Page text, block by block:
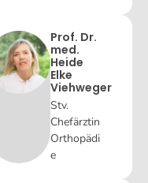
Prof. Dr.
med.
Heide
Elke
Viehweger
Stv.
Chefärztin
Orthopädi
e